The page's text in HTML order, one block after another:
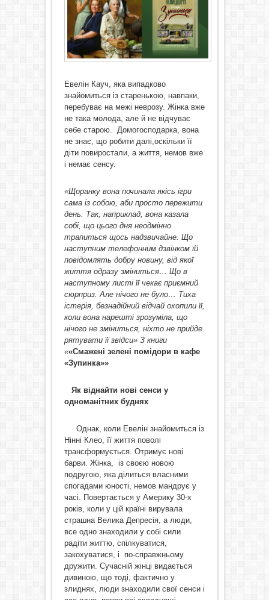
Евелін Кауч, яка випадково
знайомиться із старенькою, навпаки,
перебуває на межі неврозу. Жінка вже
не така молода, але й не відчуває
себе старою. Домогосподарка, вона
не знає, що робити далі,оскільки її
діти повиростали, а життя, немов вже
і немає сенсу.
«Щоранку вона починала якісь ігри
сама із собою, аби просто пережити
день. Так, наприклад, вона казала
собі, що цього дня неодмінно
трапиться щось надзвичайне. Що
наступним телефонним дзвінком їй
повідомлять добру новину, від якої
життя одразу зміниться… Що в
наступному листі її чекає приємний
сюрприз. Але нічого не було… Тиха
істерія, безнадійний відчай охопили її,
коли вона нарешті зрозуміла, що
нічого не зміниться, ніхто не прийде
рятувати її звідси» З книги
««Смажені зелені помідори в кафе
«Зупинка»»
Як віднайти нові сенси у
одноманітних буднях
Однак, коли Евелін знайомиться із
Нінні Клео, її життя поволі
трансформується. Отримує нові
барви. Жінка, із своєю новою
подругою, яка ділиться власними
спогадами юності, немов мандрує у
часі. Повертається у Америку 30-х
років, коли у цій країні вирувала
страшна Велика Депресія, а люди,
все одно знаходили у собі сили
радіти життю, спілкуватися,
закохуватися, і по-справжньому
дружити. Сучасній жінці видається
дивиною, що тоді, фактично у
злиднях, люди знаходили свої сенси і